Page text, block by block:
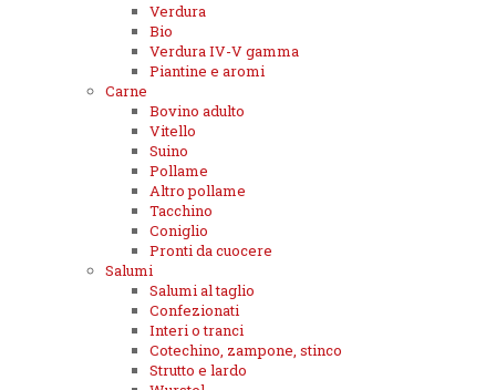
Verdura
Bio
Verdura IV-V gamma
Piantine e aromi
Carne
Bovino adulto
Vitello
Suino
Pollame
Altro pollame
Tacchino
Coniglio
Pronti da cuocere
Salumi
Salumi al taglio
Confezionati
Interi o tranci
Cotechino, zampone, stinco
Strutto e lardo